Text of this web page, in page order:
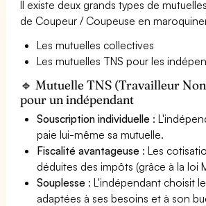
Il existe deux grands types de
de Coupeur / Coupeuse en
Les mutuelles collectives
Les mutuelles TNS pour les
🔹 Mutuelle TNS (Travailleur
pour un indépendant
Souscription individuelle :
paie lui-même sa mutuelle.
Fiscalité avantageuse : Les
déduites des impôts (grâce à la loi
Souplesse : L'indépendant choisit
adaptées à ses besoins et à son